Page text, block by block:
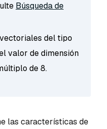
Búsqueda de
del tipo
valor de dimensión
de 8.
las características de